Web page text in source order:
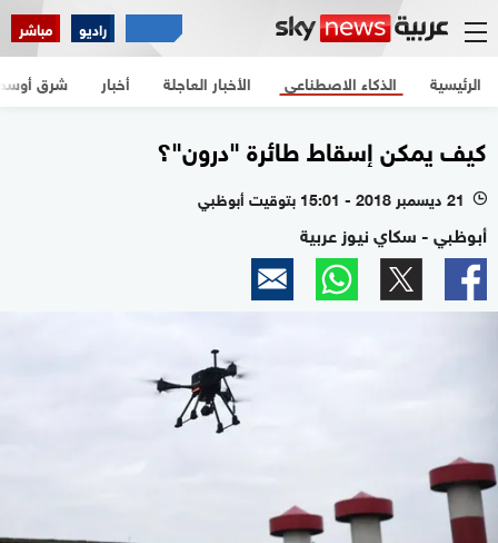
راديو مباشر
الرئيسية الأخبار العاجلة أخبار شرق الذكاء الاصطناعي
كيف يمكن إسقاط طائرة "درون"؟
l 21 ديسمبر 2018 - 15:01 بتوقيت أبوظبي
أبوظبي - سكاي نيوز عربية